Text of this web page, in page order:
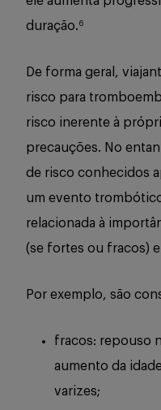
duração. 6
De forma geral,
risco para
risco inerente à
precauções. No
de risco conhecidos
um evento
relacionada à
(se fortes ou fracos)
Por exemplo, são
fracos: repouso
aumento da
varizes;